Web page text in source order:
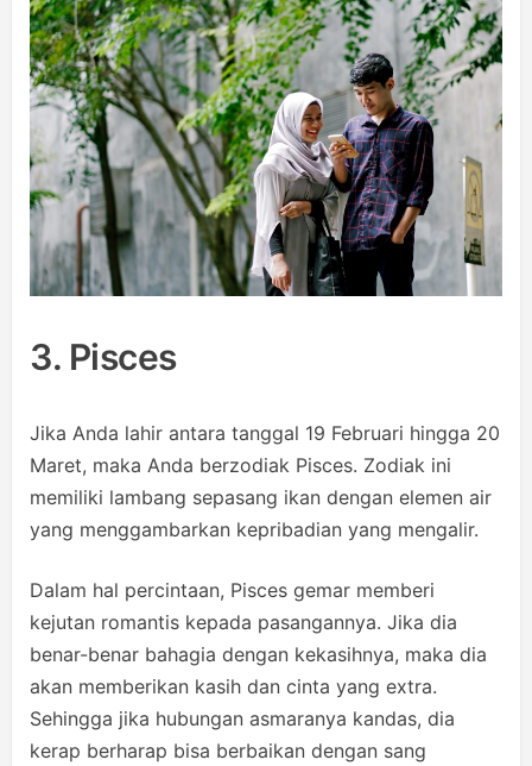
3. Pisces
Jika Anda lahir antara tanggal 19 Februari hingga 20
Maret, maka Anda berzodiak Pisces. Zodiak ini
memiliki lambang sepasang ikan dengan elemen air
yang menggambarkan kepribadian yang mengalir.
Dalam hal percintaan, Pisces gemar memberi
kejutan romantis kepada pasangannya. Jika dia
benar-benar bahagia dengan kekasihnya, maka dia
akan memberikan kasih dan cinta yang extra.
Sehingga jika hubungan asmaranya kandas, dia
kerap berharap bisa berbaikan dengan sang